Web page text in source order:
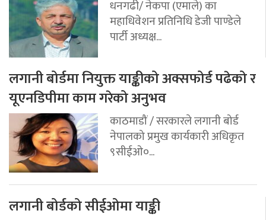
धनगढी/ नेकपा (एमाले) का
महाधिवेशन प्रतिनिधि डेजी पाण्डेले
पार्टी अध्यक्ष...
लगानी बोर्डमा नियुक्त याङ्कीको अक्सफोर्ड पढेको र
यूएनडिपीमा काम गरेको अनुभव
काठमाडौं / सरकारले लगानी बोर्ड
नेपालको प्रमुख कार्यकारी अधिकृत
९सीईओ०...
लगानी बोर्डको सीईओमा याङ्की